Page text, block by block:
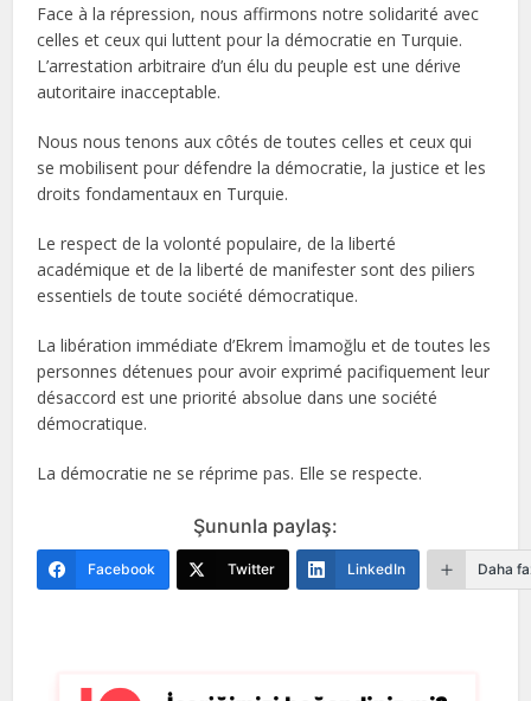
Face à la répression, nous affirmons notre solidarité avec
celles et ceux qui luttent pour la démocratie en Turquie.
L’arrestation arbitraire d’un élu du peuple est une dérive
autoritaire inacceptable.
Nous nous tenons aux côtés de toutes celles et ceux qui
se mobilisent pour défendre la démocratie, la justice et les
droits fondamentaux en Turquie.
Le respect de la volonté populaire, de la liberté
académique et de la liberté de manifester sont des piliers
essentiels de toute société démocratique.
La libération immédiate d’Ekrem İmamoğlu et de toutes les
personnes détenues pour avoir exprimé pacifiquement leur
désaccord est une priorité absolue dans une société
démocratique.
La démocratie ne se réprime pas. Elle se respecte.
Şununla paylaş:
Facebook Twitter LinkedIn Daha